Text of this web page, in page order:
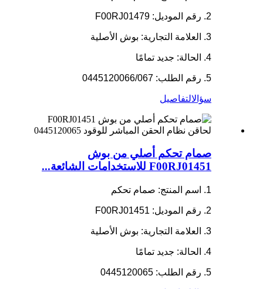
2. رقم الموديل: F00RJ01479
3. العلامة التجارية: بوش الأصلية
4. الحالة: جديد تمامًا
5. رقم الطلب: 0445120066/067
سؤالالتفاصيل
صمام تحكم أصلي من بوش
F00RJ01451 للاستخدامات الشائعة...
1. اسم المنتج: صمام تحكم
2. رقم الموديل: F00RJ01451
3. العلامة التجارية: بوش الأصلية
4. الحالة: جديد تمامًا
5. رقم الطلب: 0445120065